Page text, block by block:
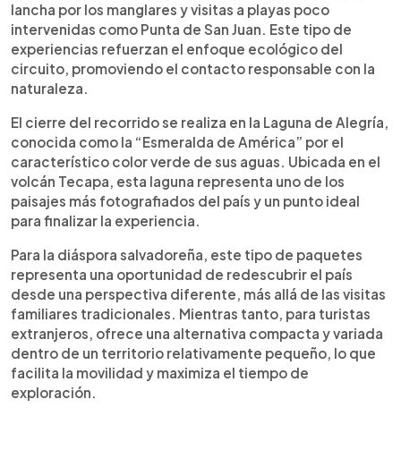
lancha por los manglares y visitas a playas poco
intervenidas como Punta de San Juan. Este tipo de
experiencias refuerzan el enfoque ecológico del
circuito, promoviendo el contacto responsable con la
naturaleza.
El cierre del recorrido se realiza en la Laguna de Alegría,
conocida como la “Esmeralda de América” por el
característico color verde de sus aguas. Ubicada en el
volcán Tecapa, esta laguna representa uno de los
paisajes más fotografiados del país y un punto ideal
para finalizar la experiencia.
Para la diáspora salvadoreña, este tipo de paquetes
representa una oportunidad de redescubrir el país
desde una perspectiva diferente, más allá de las visitas
familiares tradicionales. Mientras tanto, para turistas
extranjeros, ofrece una alternativa compacta y variada
dentro de un territorio relativamente pequeño, lo que
facilita la movilidad y maximiza el tiempo de
exploración.